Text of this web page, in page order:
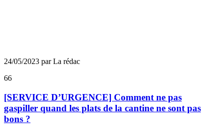
24/05/2023 par La rédac
66
[SERVICE D’URGENCE] Comment ne pas
gaspiller quand les plats de la cantine ne sont pas
bons ?